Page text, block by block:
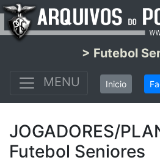
> Futebol
MENU
Inicio
JOGADORES/
Futebol Seniores